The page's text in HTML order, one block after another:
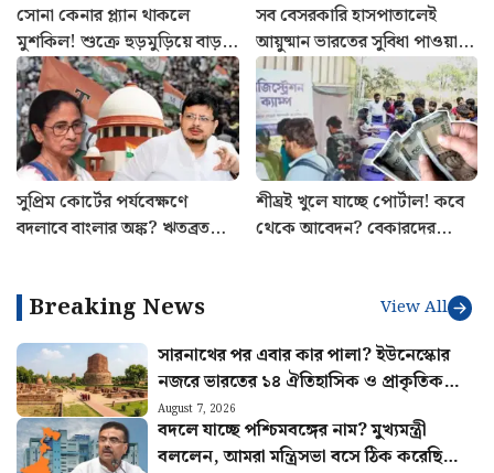
সোনা কেনার প্ল্যান থাকলে
মুশকিল! শুক্রে হুড়মুড়িয়ে বাড়ল
দাম: আজকের রেট
সব বেসরকারি হাসপাতালেই
আয়ুষ্মান ভারতের সুবিধা পাওয়া
যায়? ভর্তির আগে সঠিক নিয়ম
জানুন
সুপ্রিম কোর্টের পর্যবেক্ষণে
বদলাবে বাংলার অঙ্ক? ঋতব্রতদের
শীঘ্রই খুলে যাচ্ছে পোর্টাল! কবে
থেকে আবেদন? বেকারদের
Breaking News View All
সারনাথের পর এবার কার পালা? ইউনেস্কোর
নজরে ভারতের ১৪ ঐতিহাসিক ও প্রাকৃতিক
সম্পদ
August 7, 2026
বদলে যাচ্ছে পশ্চিমবঙ্গের নাম? মুখ্যমন্ত্রী
বললেন, আমরা মন্ত্রিসভা বসে ঠিক করেছি…